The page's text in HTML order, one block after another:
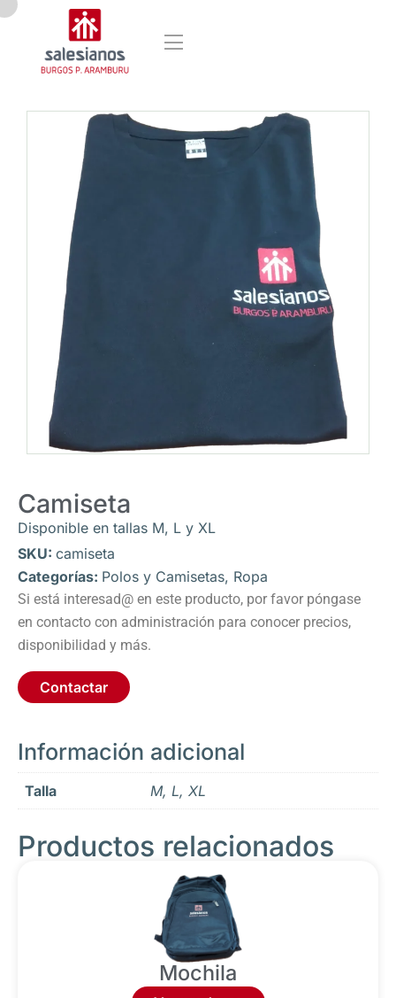
Camiseta
Disponible en tallas M, L y XL
SKU: camiseta
Categorías: Polos y Camisetas, Ropa
Si está interesad@ en este producto, por favor póngase
en contacto con administración para conocer precios,
disponibilidad y más.
Contactar
Información adicional
Talla M, L, XL
Productos relacionados
Mochila